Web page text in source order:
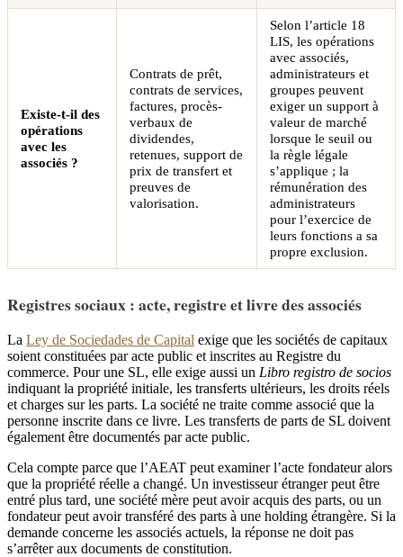
Existe-t-il des
opérations
avec les
associés ?
Contrats de prêt,
contrats de services,
factures, procès-
verbaux de
dividendes,
retenues, support de
prix de transfert et
preuves de
valorisation.
Selon l’article 18
LIS, les opérations
avec associés,
administrateurs et
groupes peuvent
exiger un support à
valeur de marché
lorsque le seuil ou
la règle légale
s’applique ; la
rémunération des
administrateurs
pour l’exercice de
leurs fonctions a sa
propre exclusion.
Registres sociaux : acte, registre et livre des associés
La Ley de Sociedades de Capital exige que les sociétés de capitaux
soient constituées par acte public et inscrites au Registre du
commerce. Pour une SL, elle exige aussi un Libro registro de socios
indiquant la propriété initiale, les transferts ultérieurs, les droits réels
et charges sur les parts. La société ne traite comme associé que la
personne inscrite dans ce livre. Les transferts de parts de SL doivent
également être documentés par acte public.
Cela compte parce que l’AEAT peut examiner l’acte fondateur alors
que la propriété réelle a changé. Un investisseur étranger peut être
entré plus tard, une société mère peut avoir acquis des parts, ou un
fondateur peut avoir transféré des parts à une holding étrangère. Si la
demande concerne les associés actuels, la réponse ne doit pas
s’arrêter aux documents de constitution.